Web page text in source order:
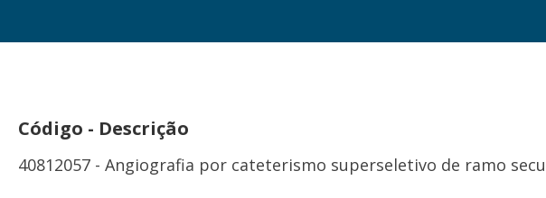
Código - Descrição
40812057 - Angiografia por cateterismo superseletivo de ramo